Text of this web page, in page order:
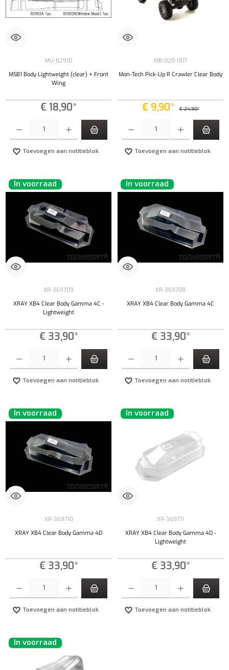
MU-B2910
MSB1 Body Lightweight (clear) + Front
Wing
€ 18,90*
Toevoegen aan notitieblok
MB-020-007
Mon-Tech Pick-Up R Crawler Clear Body
€ 9,90* € 24,90*
Toevoegen aan notitieblok
In voorraad
XR-369709
XRAY XB4 Clear Body Gamma 4C -
Lightweight
€ 33,90*
Toevoegen aan notitieblok
In voorraad
XR-369708
XRAY XB4 Clear Body Gamma 4C
€ 33,90*
Toevoegen aan notitieblok
In voorraad
XR-369710
XRAY XB4 Clear Body Gamma 4D
€ 33,90*
Toevoegen aan notitieblok
In voorraad
XR-369711
XRAY XB4 Clear Body Gamma 4D -
Lightweight
€ 33,90*
Toevoegen aan notitieblok
In voorraad